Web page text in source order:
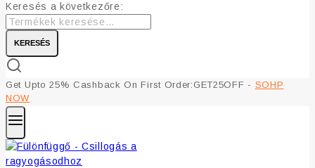
Keresés a következőre:
KERESÉS
Get Upto 25% Cashback On First Order:GET25OFF - SOHP
NOW